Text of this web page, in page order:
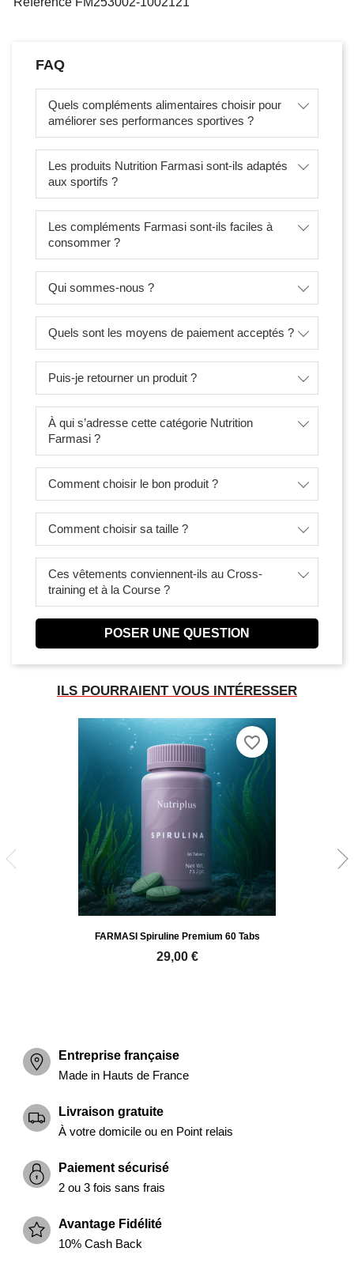
FAQ
Quels compléments alimentaires choisir pour
améliorer ses performances sportives ?
Les produits Nutrition Farmasi sont-ils adaptés
aux sportifs ?
Les compléments Farmasi sont-ils faciles à
consommer ?
Qui sommes-nous ?
Quels sont les moyens de paiement acceptés ?
Puis-je retourner un produit ?
À qui s’adresse cette catégorie Nutrition
Farmasi ?
Comment choisir le bon produit ?
Comment choisir sa taille ?
Ces vêtements conviennent-ils au Cross-
training et à la Course ?
POSER UNE QUESTION
ILS POURRAIENT VOUS INTÉRESSER
FARMASI Spiruline Premium 60 Tabs
29,00 €
favorite_border
Entreprise française
Made in Hauts de France
Livraison gratuite
À votre domicile ou en Point relais
Paiement sécurisé
2 ou 3 fois sans frais
Avantage Fidélité
10% Cash Back